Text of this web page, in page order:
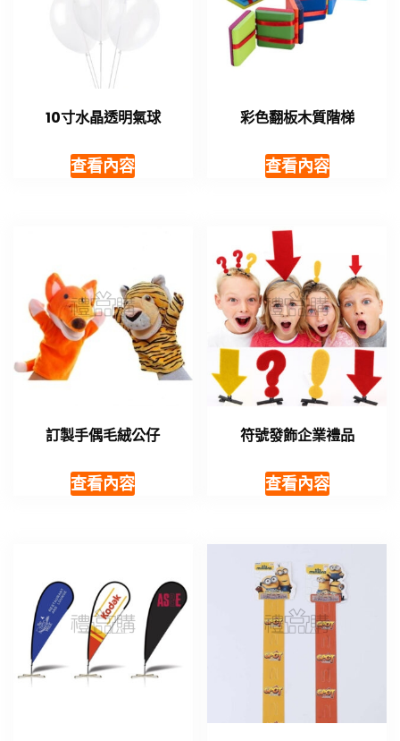
10寸水晶透明氣球
查看內容
彩色翻板木質階梯
查看內容
訂製手偶毛絨公仔
查看內容
符號發飾企業禮品
查看內容